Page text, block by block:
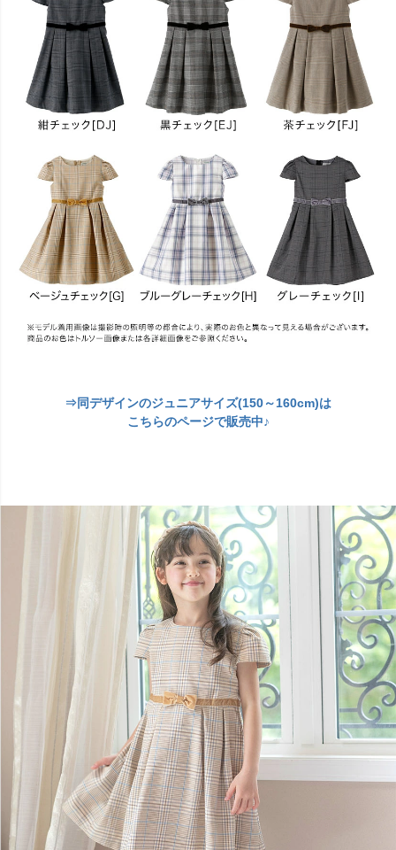
⇒同デザインのジュニアサイズ(150～160cm)は
こちらのページで販売中♪